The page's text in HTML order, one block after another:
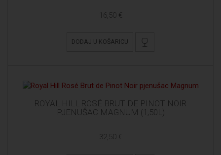
16,50 €
DODAJ U KOŠARICU
ROYAL HILL ROSÉ BRUT DE PINOT NOIR
PJENUŠAC MAGNUM (1,50L)
32,50 €